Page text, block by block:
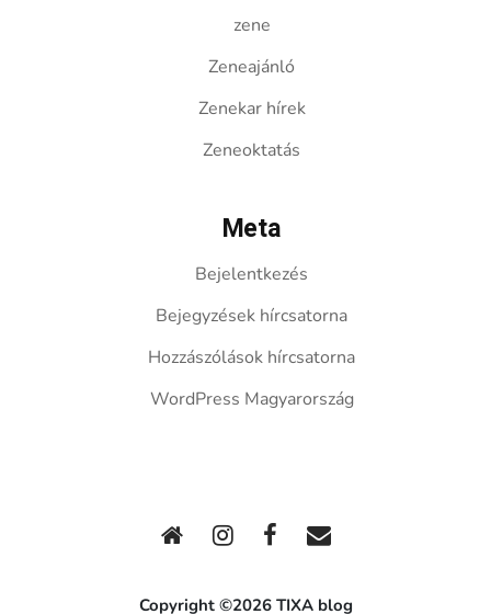
zene
Zeneajánló
Zenekar hírek
Zeneoktatás
Meta
Bejelentkezés
Bejegyzések hírcsatorna
Hozzászólások hírcsatorna
WordPress Magyarország
Copyright ©2026 TIXA blog